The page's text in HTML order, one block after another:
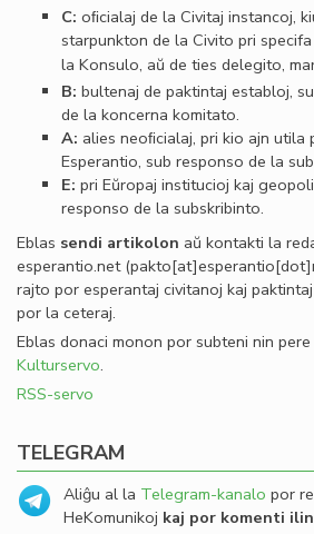
C: oﬁcialaj de la Civitaj instancoj,
starpunkton de la Civito pri
la Konsulo, aŭ de ties delegito,
B: bultenaj de paktintaj establoj,
de la koncerna komitato.
A: alies neoﬁcialaj, pri kio ajn utila
Esperantio, sub responso de la
E: pri Eŭropaj institucioj kaj
responso de la subskribinto.
Eblas sendi artikolon aŭ kontakti la
esperantio.net
rajto por esperantaj civitanoj kaj
por la ceteraj.
Eblas donaci monon por subteni nin pere
Kulturservo.
RSS-servo
TELEGRAM
Aliĝu al la Telegram-kanalo por
HeKomunikoj kaj por komenti ilin